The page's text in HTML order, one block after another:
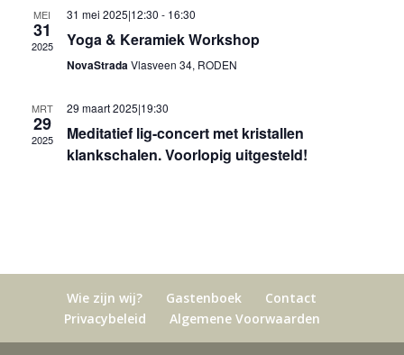
MEI
31
2025
31 mei 2025|12:30 - 16:30
Yoga & Keramiek Workshop
NovaStradaVlasveen 34, RODEN
MRT
29
2025
29 maart 2025|19:30
Meditatief lig-concert met kristallen
klankschalen. Voorlopig uitgesteld!
Wie zijn wij? Gastenboek
Contact
Privacybeleid
Algemene Voorwaarden